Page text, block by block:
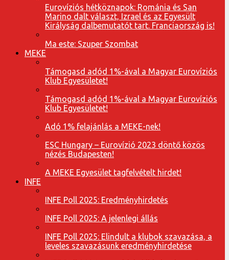
Eurovíziós hétköznapok: Románia és San
Marino dalt választ, Izrael és az Egyesült
Királyság dalbemutatót tart. Franciaország is!
Ma este: Szuper Szombat
MEKE
Támogasd adód 1%-ával a Magyar Eurovíziós
Klub Egyesületet!
Támogasd adód 1%-ával a Magyar Eurovíziós
Klub Egyesületet!
Adó 1% felajánlás a MEKE-nek!
ESC Hungary – Eurovízió 2023 döntő közös
nézés Budapesten!
A MEKE Egyesület tagfelvételt hirdet!
INFE
INFE Poll 2025: Eredményhirdetés
INFE Poll 2025: A jelenlegi állás
INFE Poll 2025: Elindult a klubok szavazása, a
leveles szavazásunk eredményhirdetése